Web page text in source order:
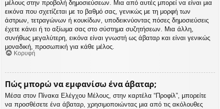
μέλους στην προβολή δημοσιεύσεων. Μια από αυτές μπορεί να είναι μια
εικόνα που σχετίζεται με το βαθμό σας, γενικώς με τη μορφή των
άστρων, τετραγώνων ή κουκίδων, υποδεικνύοντας πόσες δημοσιεύσεις
έχετε κάνει ή το αξίωμα σας στο σύστημα συζητήσεων. Μια άλλη,
συνήθως μεγαλύτερη, εικόνα είναι γνωστή ως άβαταρ και είναι γενικώς
μοναδική, προσωπική για κάθε μέλος.
Κορυφή
Πώς μπορώ να εμφανίσω ένα άβαταρ;
Μέσα στον Πίνακα Ελέγχου Μέλους, στην καρτέλα “Προφίλ”, μπορείτε
να προσθέσετε ένα άβαταρ, χρησιμοποιώντας μια από τις ακόλουθες